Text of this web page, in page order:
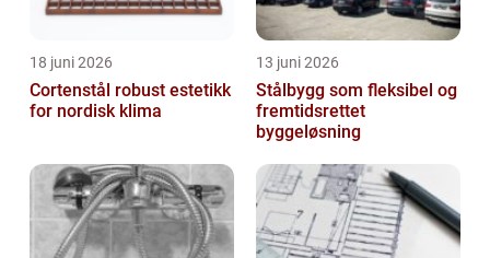
18 juni 2026
Cortenstål robust estetikk
for nordisk klima
13 juni 2026
Stålbygg som fleksibel og
fremtidsrettet
byggeløsning